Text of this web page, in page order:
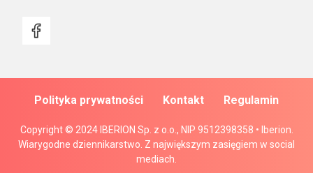
Copyright © 2024 IBERION Sp. z o.o., NIP 9512398358 • Iberion.
Wiarygodne dziennikarstwo. Z największym zasięgiem w social
mediach.
Polityka prywatności Kontakt Regulamin